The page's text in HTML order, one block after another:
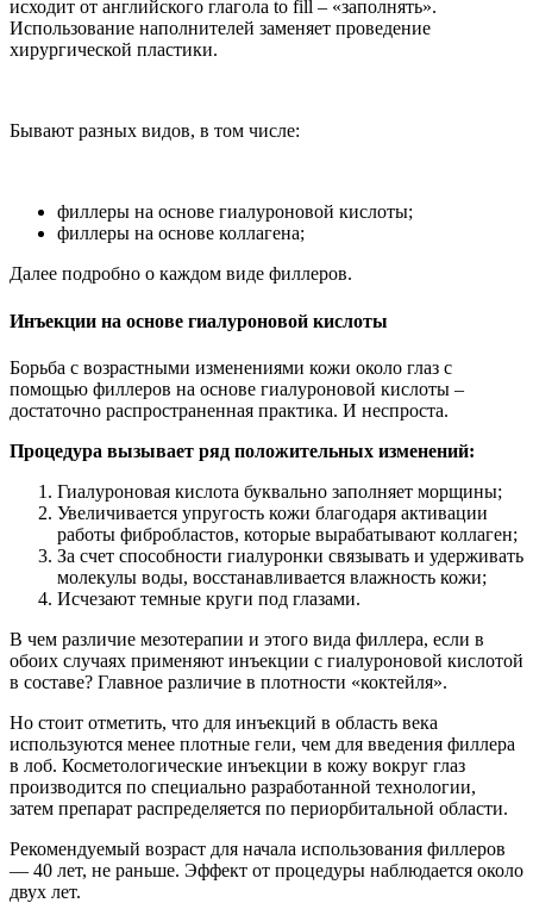
исходит от английского глагола to fill – «заполнять».
Использование наполнителей заменяет проведение
хирургической пластики.
Бывают разных видов, в том числе:
филлеры на основе гиалуроновой кислоты;
филлеры на основе коллагена;
Далее подробно о каждом виде филлеров.
Инъекции на основе гиалуроновой кислоты
Борьба с возрастными изменениями кожи около глаз с
помощью филлеров на основе гиалуроновой кислоты –
достаточно распространенная практика. И неспроста.
Процедура вызывает ряд положительных изменений:
Гиалуроновая кислота буквально заполняет морщины;
Увеличивается упругость кожи благодаря активации
работы фибробластов, которые вырабатывают коллаген;
За счет способности гиалуронки связывать и удерживать
молекулы воды, восстанавливается влажность кожи;
Исчезают темные круги под глазами.
В чем различие мезотерапии и этого вида филлера, если в
обоих случаях применяют инъекции с гиалуроновой кислотой
в составе? Главное различие в плотности «коктейля».
Но стоит отметить, что для инъекций в область века
используются менее плотные гели, чем для введения филлера
в лоб. Косметологические инъекции в кожу вокруг глаз
производится по специально разработанной технологии,
затем препарат распределяется по периорбитальной области.
Рекомендуемый возраст для начала использования филлеров
— 40 лет, не раньше. Эффект от процедуры наблюдается около
двух лет.